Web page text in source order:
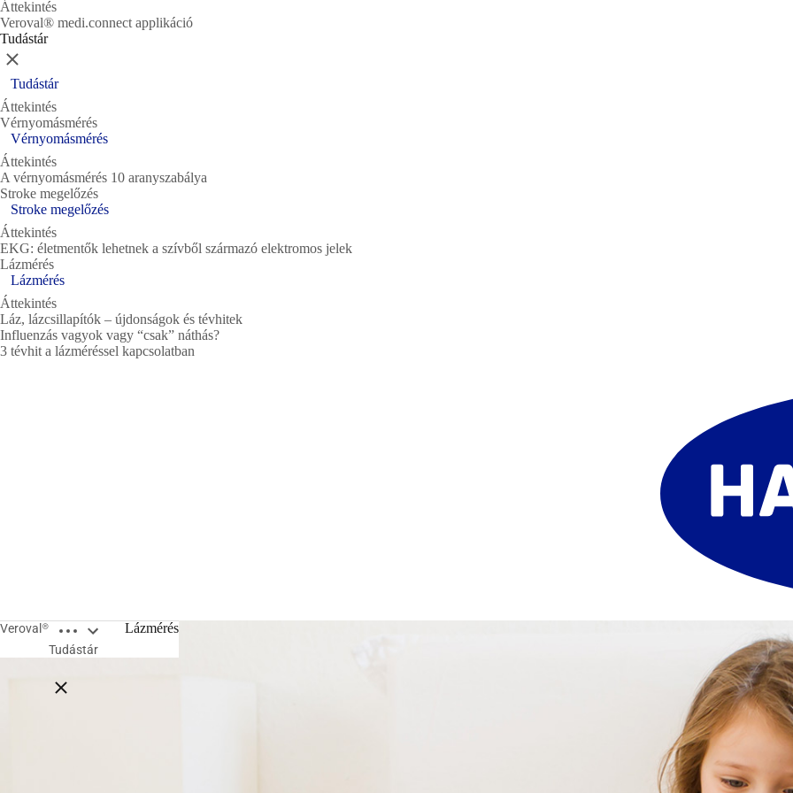
Áttekintés
Veroval® medi.connect applikáció
Tudástár
Bezárás
Tudástár
Áttekintés
Vérnyomásmérés
Vérnyomásmérés
Áttekintés
A vérnyomásmérés 10 aranyszabálya
Stroke megelőzés
Stroke megelőzés
Áttekintés
EKG: életmentők lehetnek a szívből származó elektromos jelek
Lázmérés
Lázmérés
Áttekintés
Láz, lázcsillapítók – újdonságok és tévhitek
Influenzás vagyok vagy “csak” náthás?
3 tévhit a lázméréssel kapcsolatban
Veroval® Open breadcrumbs
Close breadcrumbs
Tudástár
Lázmérés